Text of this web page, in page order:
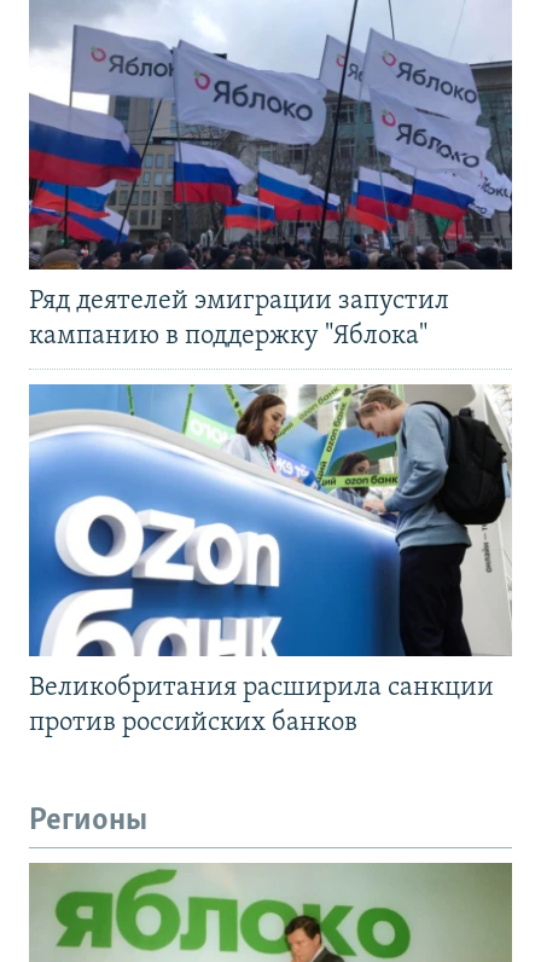
Ряд деятелей эмиграции запустил
кампанию в поддержку "Яблока"
Великобритания расширила санкции
против российских банков
Регионы